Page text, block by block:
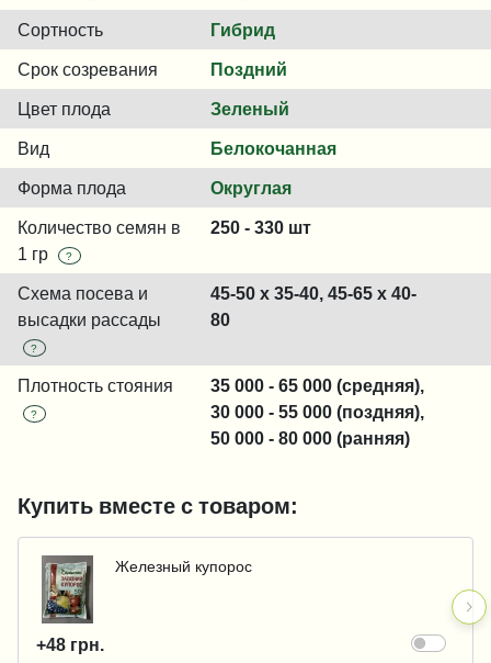
Сортность Гибрид
Срок созревания Поздний
Цвет плода Зеленый
Вид Белокочанная
Форма плода Округлая
Количество семян в
1 гр
?
250 - 330 шт
Схема посева и
высадки рассады
?
45-50 x 35-40, 45-65 x 40-
80
Плотность стояния
?
35 000 - 65 000 (средняя),
30 000 - 55 000 (поздняя),
50 000 - 80 000 (ранняя)
Купить вместе с товаром:
Железный купорос
+48 грн.